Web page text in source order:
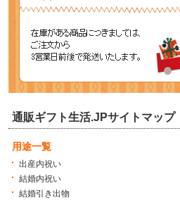
通販ギフト生活.JPサイトマップ
用途一覧
出産内祝い
結婚内祝い
結婚引き出物